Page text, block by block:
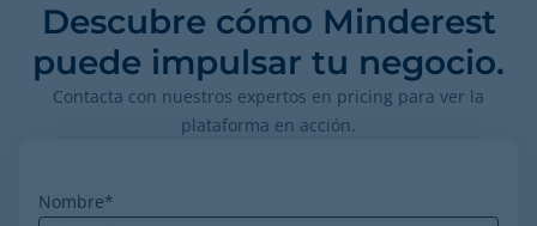
Descubre cómo Minderest
puede impulsar tu negocio.
Contacta con nuestros expertos en pricing para ver la
plataforma en acción.
Nombre*